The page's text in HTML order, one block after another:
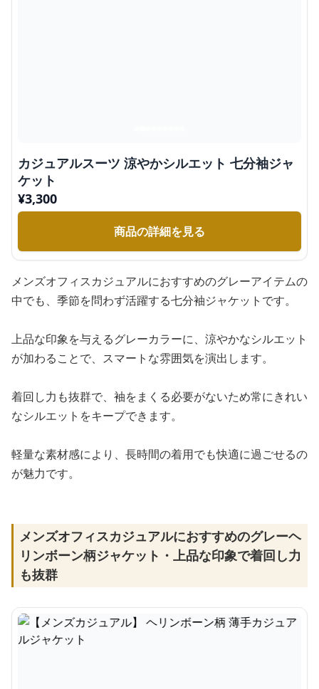
カジュアルスーツ 涼やかシルエット 七分袖ジャ
ケット
¥3,300
商品の詳細を見る
メンズオフィスカジュアルにおすすめのグレーアイテムの
中でも、季節を問わず活躍する七分袖ジャケットです。
上品な印象を与えるグレーカラーに、涼やかなシルエット
が加わることで、スマートな雰囲気を演出します。
着回し力も抜群で、袖をまくる必要がないため常にきれい
なシルエットをキープできます。
軽量な素材感により、長時間の着用でも快適に過ごせるの
が魅力です。
メンズオフィスカジュアルにおすすめのグレーヘ
リンボーン柄ジャケット・上品な印象で着回し力
も抜群